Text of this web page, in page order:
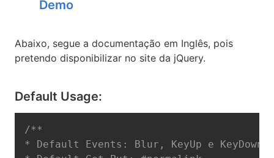
Demo
Abaixo, segue a documentação em Inglês, pois
pretendo disponibilizar no site da jQuery.
Default Usage:
/**
* Default Events: Blur, KeyUp e KeyDown: